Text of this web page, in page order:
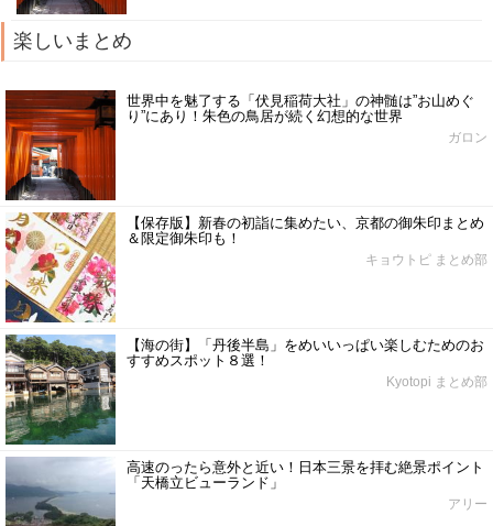
楽しいまとめ
世界中を魅了する「伏見稲荷大社」の神髄は”お山めぐ
り”にあり！朱色の鳥居が続く幻想的な世界
ガロン
【保存版】新春の初詣に集めたい、京都の御朱印まとめ
＆限定御朱印も！
キョウトピ まとめ部
【海の街】「丹後半島」をめいいっぱい楽しむためのお
すすめスポット８選！
Kyotopi まとめ部
高速のったら意外と近い！日本三景を拝む絶景ポイント
「天橋立ビューランド」
アリー